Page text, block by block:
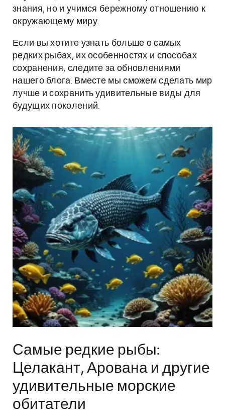
знания, но и учимся бережному отношению к
окружающему миру.
Если вы хотите узнать больше о самых
редких рыбах, их особенностях и способах
сохранения, следите за обновлениями
нашего блога. Вместе мы сможем сделать мир
лучше и сохранить удивительные виды для
будущих поколений.
Самые редкие рыбы:
Целакант, Арована и другие
удивительные морские
обитатели